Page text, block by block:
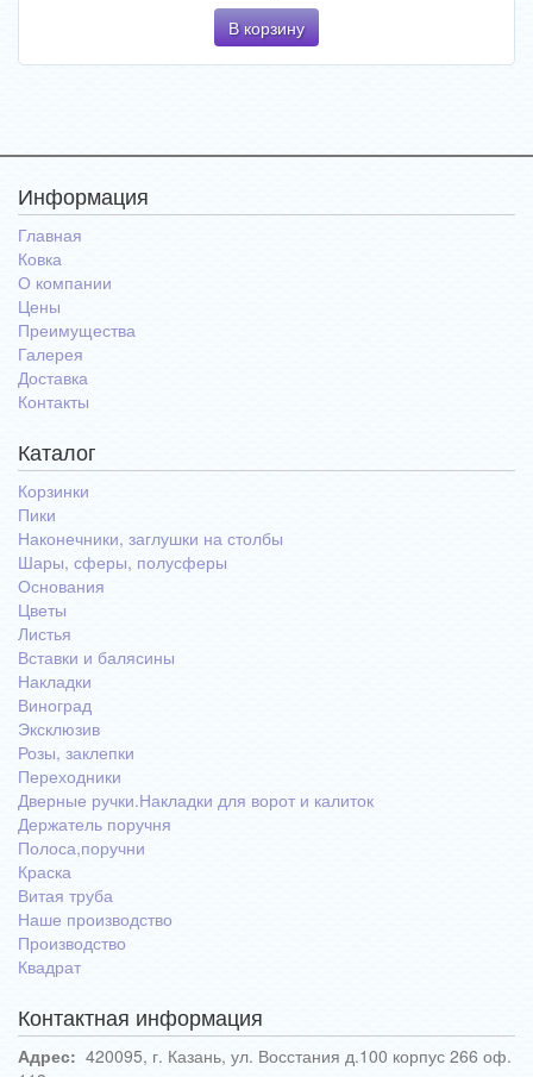
В корзину
Информация
Главная
Ковка
О компании
Цены
Преимущества
Галерея
Доставка
Контакты
Каталог
Корзинки
Пики
Наконечники, заглушки на столбы
Шары, сферы, полусферы
Основания
Цветы
Листья
Вставки и балясины
Накладки
Виноград
Эксклюзив
Розы, заклепки
Переходники
Дверные ручки.Накладки для ворот и калиток
Держатель поручня
Полоса,поручни
Краска
Витая труба
Наше производство
Производство
Квадрат
Контактная информация
Адрес: 420095, г. Казань, ул. Восстания д.100 корпус 266 оф.